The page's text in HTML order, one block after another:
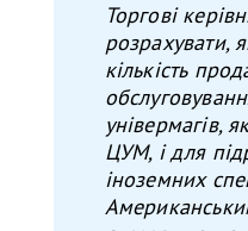
Торгові
розрахувати,
кількість
універмагів,
ЦУМ, і для
іноземних